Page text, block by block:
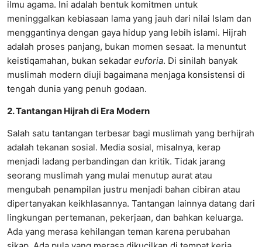
ilmu agama. Ini adalah bentuk komitmen untuk
meninggalkan kebiasaan lama yang jauh dari nilai Islam dan
menggantinya dengan gaya hidup yang lebih islami. Hijrah
adalah proses panjang, bukan momen sesaat. Ia menuntut
keistiqamahan, bukan sekadar euforia. Di sinilah banyak
muslimah modern diuji bagaimana menjaga konsistensi di
tengah dunia yang penuh godaan.
2. Tantangan Hijrah di Era Modern
Salah satu tantangan terbesar bagi muslimah yang berhijrah
adalah tekanan sosial. Media sosial, misalnya, kerap
menjadi ladang perbandingan dan kritik. Tidak jarang
seorang muslimah yang mulai menutup aurat atau
mengubah penampilan justru menjadi bahan cibiran atau
dipertanyakan keikhlasannya. Tantangan lainnya datang dari
lingkungan pertemanan, pekerjaan, dan bahkan keluarga.
Ada yang merasa kehilangan teman karena perubahan